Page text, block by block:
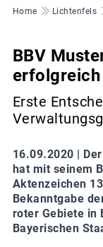
Pfadnavigation
Home Lichtenfels
BBV
erfolgreich
Erste
16.09.2020 |
hat mit seinem
Aktenzeichen
Bekanntgabe
roter Gebiete in
Bayerischen